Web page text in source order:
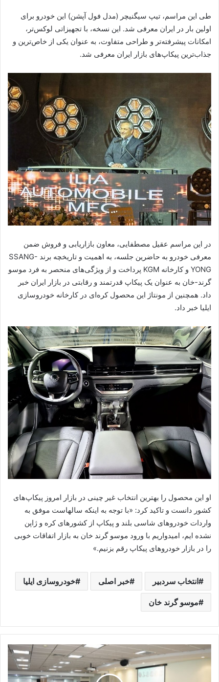
طی این مراسم، تیپ سیگنیچر (مدل فول آپشن) این خودرو برای
اولین بار در ایران معرفی شد. این نسخه، با تجهیزاتی لوکس‌تر،
امکانات پیشرفته‌تر و طراحی متفاوت، به عنوان یکی از خاص‌ترین و
جذاب‌ترین پیکاپ‌های بازار ایران معرفی شد.
در این مراسم عقیل مصطفایی، معاون بازاریابی و فروش ضمن
معرفی خودرو به حاضرین جلسه، به اهمیت و تاریخچه برند SSANG-
YONG و کارخانه KGM پرداخت و از ویژگی‌های منحصر به فرد موسو
گرند-خان به عنوان یک پیکاپ قدرتمند و رقابتی در بازار ایران خبر
داد. همچنین از مونتاژ این محصول کره‌ای در کارخانه خودروسازی
ایلیا خبر داد.
او این محصول را بهترین انتخاب غیر چینی در بازار امروز پیکاپ‌های
کشور دانست و تاکید کرد: «با توجه به اینکه سالهاست موفق به
واردات خودرو‌های شاسی بلند و پیکاپ از کشور‌های کره و ژاپن
نشده ایم، امیدواریم با ورود موسو گرند خان به بازار اتفاقات خوبی
را در بازار خودرو‌های پیکاپ رقم بزنیم.»
انتخاب سردبیر خبر اصلی خودروسازی ایلیا
موسو گرند خان